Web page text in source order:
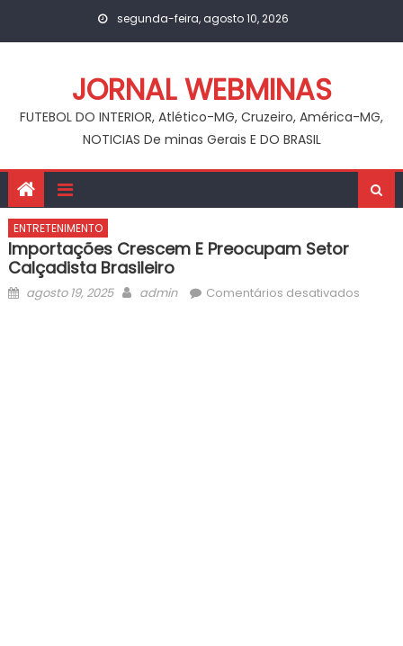
segunda-feira, agosto 10, 2026
JORNAL WEBMINAS
FUTEBOL DO INTERIOR, Atlético-MG, Cruzeiro, América-MG,
NOTICIAS De minas Gerais E DO BRASIL
ENTRETENIMENTO
Importações Crescem E Preocupam Setor
Calçadista Brasileiro
Posted
agosto 19, 2025 Author
admin Comentários desativadosem